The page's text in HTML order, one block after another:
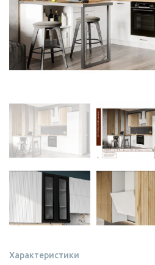
Характеристики